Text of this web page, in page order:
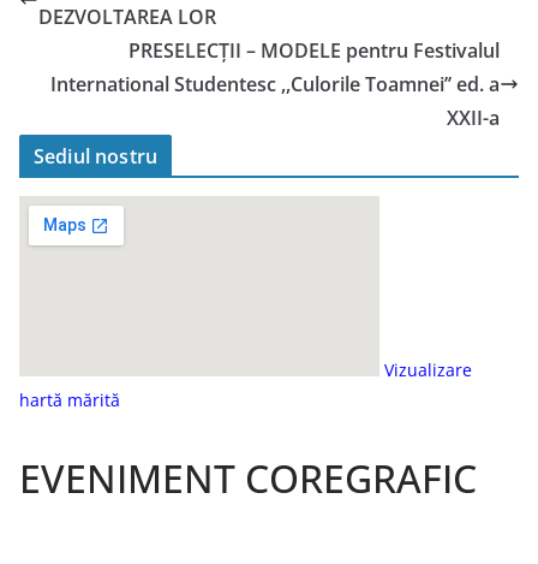
DEZVOLTAREA LOR
PRESELECŢII – MODELE pentru Festivalul
International Studentesc ,,Culorile Toamnei’’ ed. a
XXII-a
Sediul nostru
Vizualizare
hartă mărită
EVENIMENT COREGRAFIC